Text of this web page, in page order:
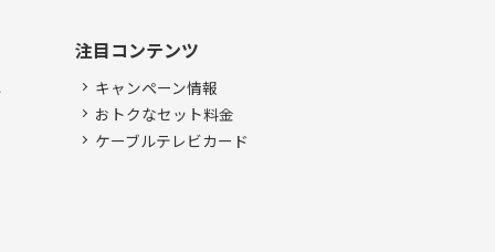
注目コンテンツ
キャンペーン情報
おトクなセット料金
ケーブルテレビカード